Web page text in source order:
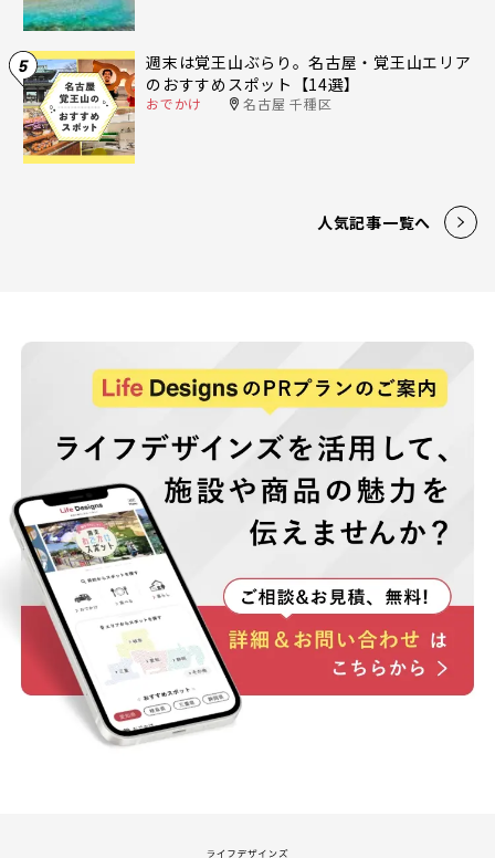
5
週末は覚王山ぶらり。名古屋・覚王山エリア
のおすすめスポット【14選】
おでかけ 名古屋 千種区
人気記事一覧へ